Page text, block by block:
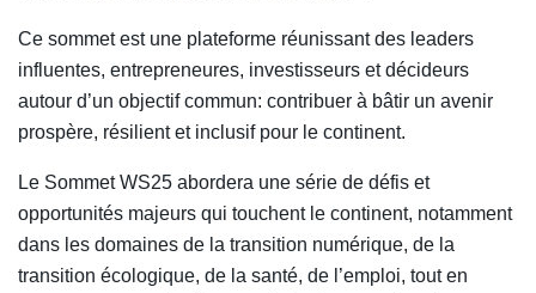
Ce sommet est une plateforme réunissant des leaders
influentes, entrepreneures, investisseurs et décideurs
autour d’un objectif commun: contribuer à bâtir un avenir
prospère, résilient et inclusif pour le continent.
Le Sommet WS25 abordera une série de défis et
opportunités majeurs qui touchent le continent, notamment
dans les domaines de la transition numérique, de la
transition écologique, de la santé, de l’emploi, tout en